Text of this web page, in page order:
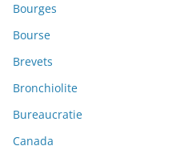
Bourges
Bourse
Brevets
Bronchiolite
Bureaucratie
Canada